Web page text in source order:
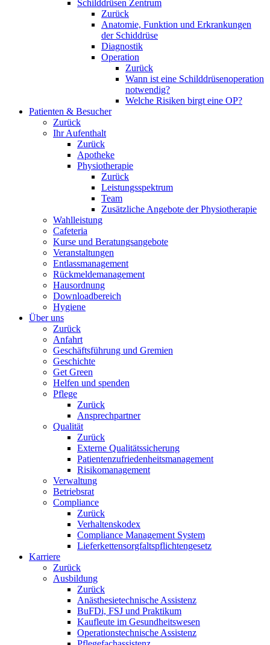
Schilddrüsen Zentrum
Zurück
Anatomie, Funktion und Erkrankungen
der Schiddrüse
Diagnostik
Operation
Zurück
Wann ist eine Schilddrüsenoperation
notwendig?
Welche Risiken birgt eine OP?
Patienten & Besucher
Zurück
Ihr Aufenthalt
Zurück
Apotheke
Physiotherapie
Zurück
Leistungsspektrum
Team
Zusätzliche Angebote der Physiotherapie
Wahlleistung
Cafeteria
Kurse und Beratungsangebote
Veranstaltungen
Entlassmanagement
Rückmeldemanagement
Hausordnung
Downloadbereich
Hygiene
Über uns
Zurück
Anfahrt
Geschäftsführung und Gremien
Geschichte
Get Green
Helfen und spenden
Pflege
Zurück
Ansprechpartner
Qualität
Zurück
Externe Qualitätssicherung
Patientenzufriedenheitsmanagement
Risikomanagement
Verwaltung
Betriebsrat
Compliance
Zurück
Verhaltenskodex
Compliance Management System
Lieferkettensorgfaltspflichtengesetz
Karriere
Zurück
Ausbildung
Zurück
Anästhesietechnische Assistenz
BuFDi, FSJ und Praktikum
Kaufleute im Gesundheitswesen
Operationstechnische Assistenz